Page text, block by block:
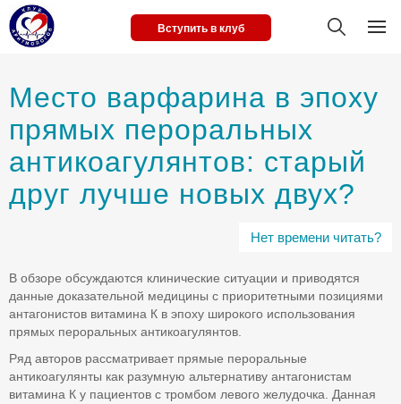
Вступить в клуб
Место варфарина в эпоху
прямых пероральных
антикоагулянтов: старый
друг лучше новых двух?
Нет времени читать?
В обзоре обсуждаются клинические ситуации и приводятся
данные доказательной медицины с приоритетными позициями
антагонистов витамина К в эпоху широкого использования
прямых пероральных антикоагулянтов.
Ряд авторов рассматривает прямые пероральные
антикоагулянты как разумную альтернативу антагонистам
витамина К у пациентов с тромбом левого желудочка. Данная